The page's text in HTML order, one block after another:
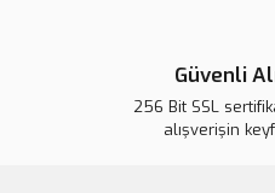
Güvenli
256 Bit SSL
alışverişin